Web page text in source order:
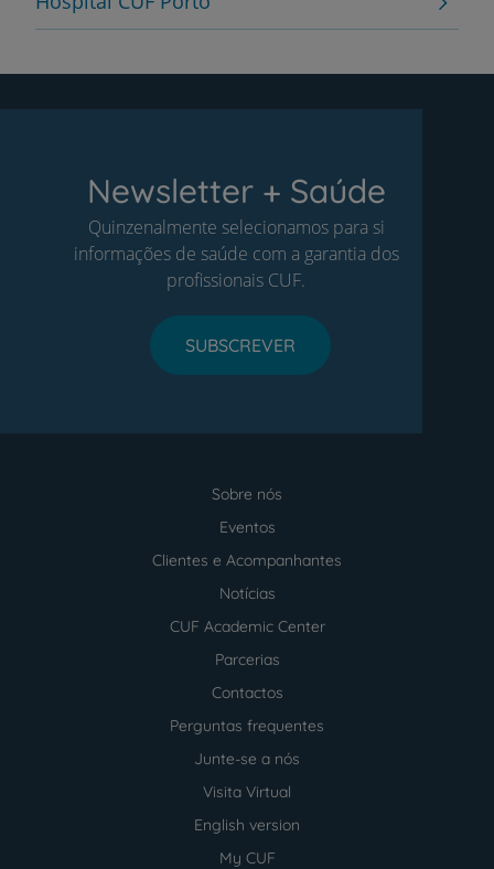
Newsletter + Saúde
Quinzenalmente selecionamos para si
informações de saúde com a garantia dos
profissionais CUF.
SUBSCREVER
Sobre nós
Eventos
Clientes e Acompanhantes
Notícias
CUF Academic Center
Parcerias
Contactos
Perguntas frequentes
Junte-se a nós
Visita Virtual
English version
My CUF